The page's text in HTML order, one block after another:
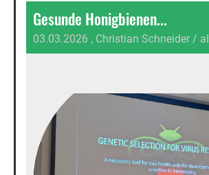
Gesunde Honigbienen...
03.03.2026 , Christian Schneider / al